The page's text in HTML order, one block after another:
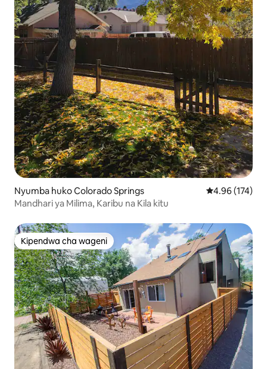
Nyumba huko Colorado Springs Ukadiriaji wa
4.96 (174)
Mandhari ya Milima, Karibu na Kila kitu
Kipendwa cha wageni
Kipendwa cha wageni